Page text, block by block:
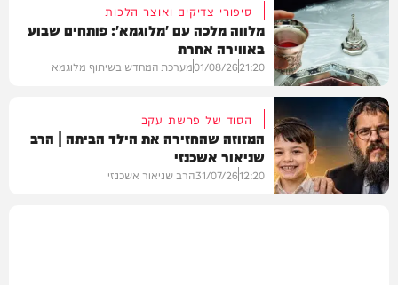
וידאו
פרשת שבוע
סיפורי צדיקים ואוצר הלכות
מלווה מלכה עם 'מלוגמא': פותחים שבוע
באווירה אחרת
21:20
01/08/26מערכת המחדש בשיתוף מלוגמא
הסוד של פרשת עקב
המזוזה שהחזירה את הילד הביתה | הרב
שניאור אשכנזי
12:20
31/07/26הרב שניאור אשכנזי